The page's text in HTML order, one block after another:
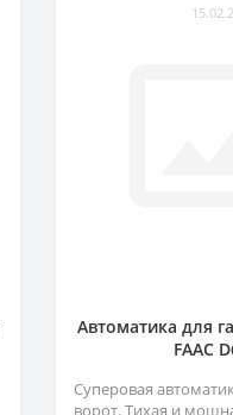
Автоматика для
FAAC
Суперовая
ворот. Тихая и